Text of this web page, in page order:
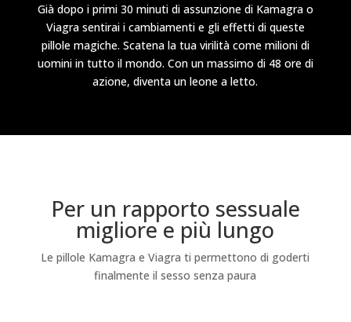
Già dopo i primi 30 minuti di assunzione di Kamagra o
Viagra sentirai i cambiamenti e gli effetti di queste
pillole magiche. Scatena la tua virilità come milioni di
uomini in tutto il mondo. Con un massimo di 48 ore di
azione, diventa un leone a letto.
Per un rapporto sessuale
migliore e più lungo
Le pillole Kamagra e Viagra ti permettono di goderti
finalmente il sesso senza paura